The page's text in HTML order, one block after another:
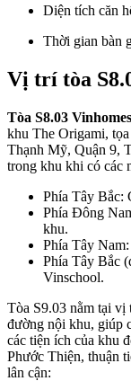
Diện tích căn
Thời gian bàn
Vị trí tòa
Tòa S8.03
khu The Origami,
Thạnh Mỹ, Quận 9,
trong khu khi có các
Phía Tây Bắc:
Phía Đông
khu.
Phía Tây
Phía Tây Bắc
Vinschool.
Tòa S9.03 nằm tại
đường nội khu, giúp
các tiện ích của khu
Phước Thiện, thuận
lân cận: